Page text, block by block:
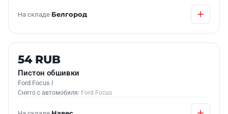
На складе Белгород
Б/У В НАЛИЧИИ
54 RUB
Пистон обшивки
Ford Focus I
Снято с автомобиля: Ford Focus